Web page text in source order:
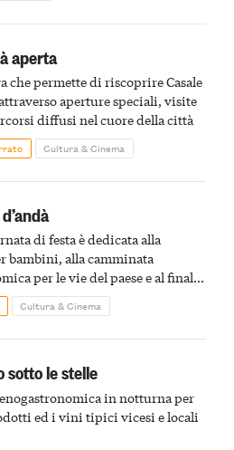
aperta
che permette di riscoprire Casale
aperture speciali, visite
diffusi nel cuore della città
Cultura & Cinema
di festa è dedicata alla
bambini, alla camminata
per le vie del paese e al finale
Cultura & Cinema
sotto le stelle
enogastronomica in notturna per
ed i vini tipici vicesi e locali